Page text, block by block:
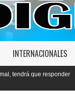
INTERNACIONALES